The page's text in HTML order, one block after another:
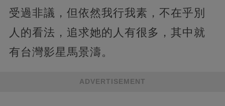
受過非議，但依然我行我素，不在乎別
人的看法，追求她的人有很多，其中就
有台灣影星馬景濤。
ADVERTISEMENT